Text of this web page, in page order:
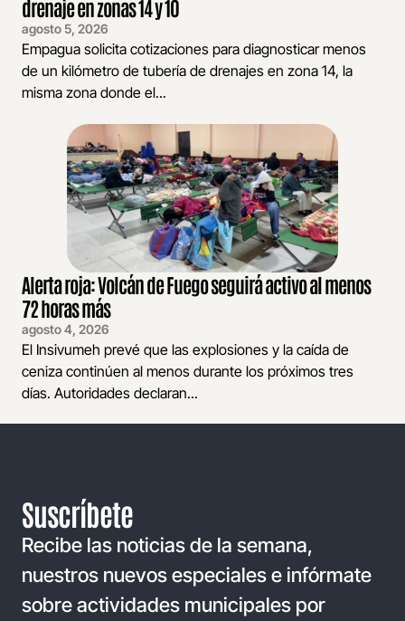
drenaje en zonas 14 y 10
agosto 5, 2026
Empagua solicita cotizaciones para diagnosticar menos
de un kilómetro de tubería de drenajes en zona 14, la
misma zona donde el...
Alerta roja: Volcán de Fuego seguirá activo al menos
72 horas más
agosto 4, 2026
El Insivumeh prevé que las explosiones y la caída de
ceniza continúen al menos durante los próximos tres
días. Autoridades declaran...
Suscríbete
Recibe las noticias de la semana,
nuestros nuevos especiales e infórmate
sobre actividades municipales por